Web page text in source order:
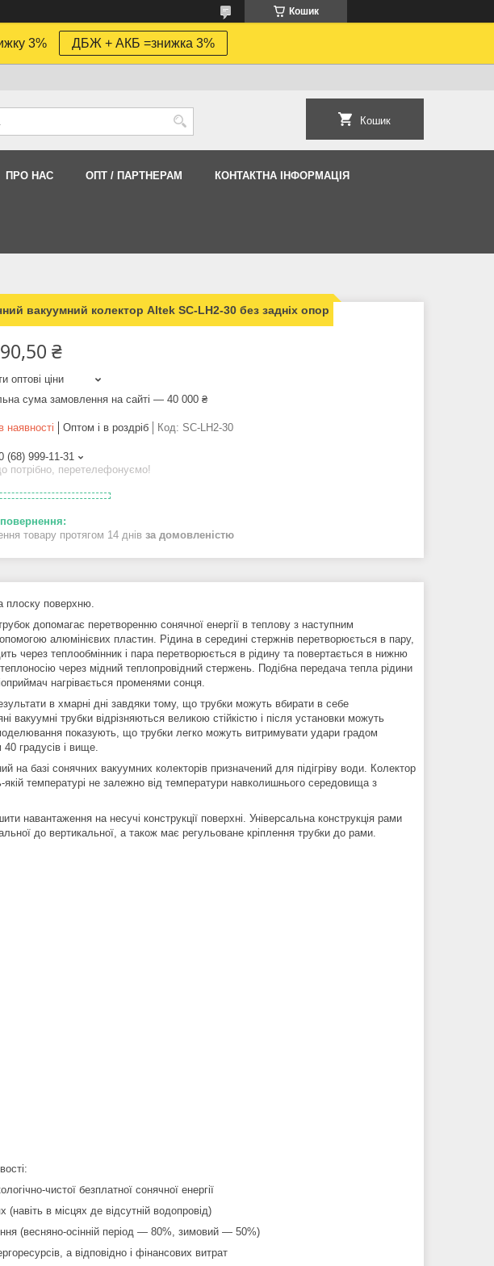
Кошик
3% ДБЖ + АКБ =знижка 3%
Кошик
ПРО НАС ОПТ / ПАРТНЕРАМ КОНТАКТНА ІНФОРМАЦІЯ
вакуумний колектор Altek SC-LH2-30 без задніх опор
₴
оптові ціни
сума замовлення на сайті — 40 000 ₴
наявності Оптом і в роздріб Код: SC-LH2-30
(68) 999-11-31
потрібно, перетелефонуємо!
товару протягом 14 днів за домовленістю
плоску поверхню.
допомагає перетворенню сонячної енергії в теплову з наступним
алюмінієвих пластин. Рідина в середині стержнів перетворюється в пару,
через теплообмінник і пара перетворюється в рідину та повертається в нижню
через мідний теплопровідний стержень. Подібна передача тепла рідини
нагрівається променями сонця.
в хмарні дні завдяки тому, що трубки можуть вбирати в себе
вакуумні трубки відрізняються великою стійкістю і після установки можуть
показують, що трубки легко можуть витримувати удари градом
градусів і вище.
на базі сонячних вакуумних колекторів призначений для підігріву води. Колектор
якій температурі не залежно від температури навколишнього середовища з
навантаження на несучі конструкції поверхні. Універсальна конструкція рами
до вертикальної, а також має регульоване кріплення трубки до рами.
чистої безплатної сонячної енергії
в місцях де відсутній водопровід)
(весняно-осінній період ― 80%, зимовий ― 50%)
а відповідно і фінансових витрат